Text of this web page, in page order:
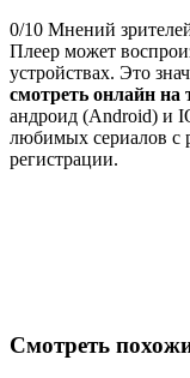
0/10 Мнений
Плеер может
устройствах. Это
смотреть онлайн на
андроид (Android) и
любимых сериалов с
регистрации.
Смотреть